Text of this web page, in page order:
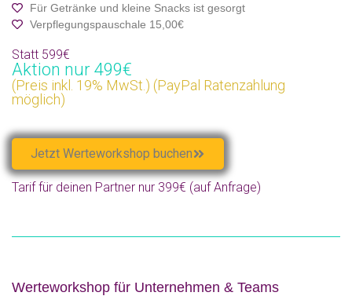
Für Getränke und kleine Snacks ist gesorgt
Verpflegungspauschale 15,00€
Statt 599€
Aktion nur 499€
(Preis inkl. 19% MwSt.) (PayPal Ratenzahlung
möglich)
Jetzt Werteworkshop buchen
Tarif für deinen Partner nur 399€ (auf Anfrage)
Werteworkshop für Unternehmen & Teams